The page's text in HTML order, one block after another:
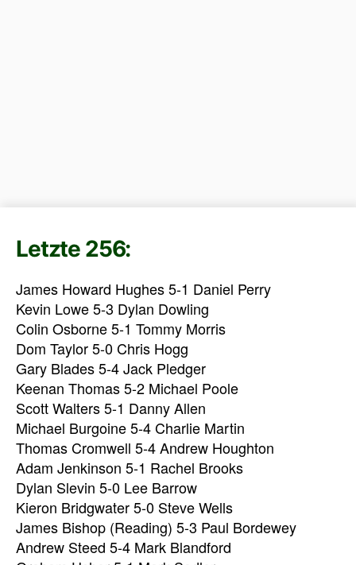
Letzte 256:
James Howard Hughes 5-1 Daniel Perry
Kevin Lowe 5-3 Dylan Dowling
Colin Osborne 5-1 Tommy Morris
Dom Taylor 5-0 Chris Hogg
Gary Blades 5-4 Jack Pledger
Keenan Thomas 5-2 Michael Poole
Scott Walters 5-1 Danny Allen
Michael Burgoine 5-4 Charlie Martin
Thomas Cromwell 5-4 Andrew Houghton
Adam Jenkinson 5-1 Rachel Brooks
Dylan Slevin 5-0 Lee Barrow
Kieron Bridgwater 5-0 Steve Wells
James Bishop (Reading) 5-3 Paul Bordewey
Andrew Steed 5-4 Mark Blandford